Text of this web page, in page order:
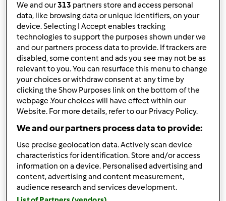
Siamo pronti ad annunciare la Top Prima Ricetta di
Febbraio.
Come saprete da quest'anno abbiamo deciso di mettere
in risalto ogni mese un utente, scelto tra quelli che
pubblicano la loro prima ricetta sulla Community.
Febbraio è stato un mese dolcissimo, ed è proprio un
dolce ad averci convinti: le Tortine al profumo di limone e
mascarpone di MIRNA75
https://www.ricettario-bimby.it/dessert-e-pralineria-
ricette/tortine-al-profumo-di-limone-e-
mascarpone/ugiwre5z-6ed8b-827053-cfcd2-bjfuyj06
Una ricetta molto carina, fresca, e ben spiegata passo per
passo
We and our313 partners store and access personal
data, like browsing data or unique identifiers, on your
device. Selecting I Accept enables tracking
technologies to support the purposes shown under we
and our partners process data to provide. If trackers are
disabled, some content and ads you see may not be as
relevant to you. You can resurface this menu to change
your choices or withdraw consent at any time by
clicking the Show Purposes link on the bottom of the
webpage .Your choices will have effect within our
Website. For more details, refer to our Privacy Policy.
We and our partners process data to provide:
Use precise geolocation data. Actively scan device
characteristics for identification. Store and/or access
information on a device. Personalised advertising and
content, advertising and content measurement,
audience research and services development.